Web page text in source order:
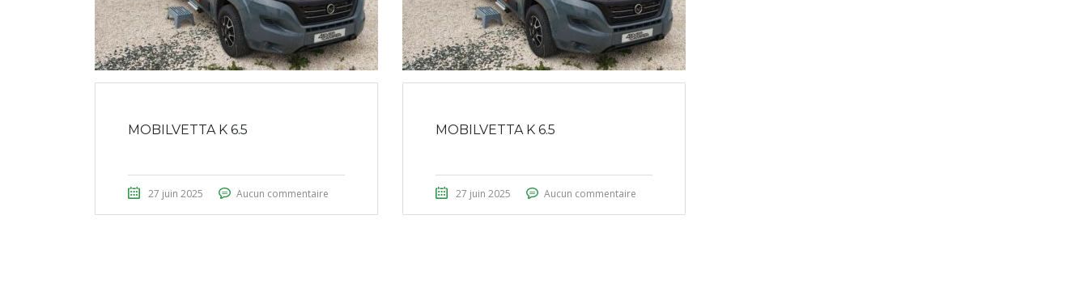
MOBILVETTA K 6.5
27 juin 2025 Aucun commentaire
MOBILVETTA K 6.5
27 juin 2025 Aucun commentaire